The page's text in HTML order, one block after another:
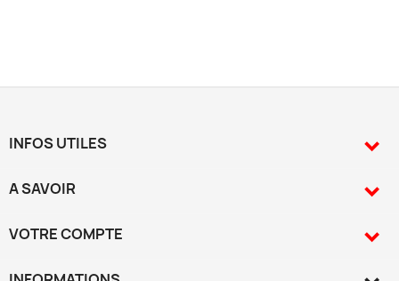
INFOS UTILES 
A SAVOIR 
VOTRE COMPTE 